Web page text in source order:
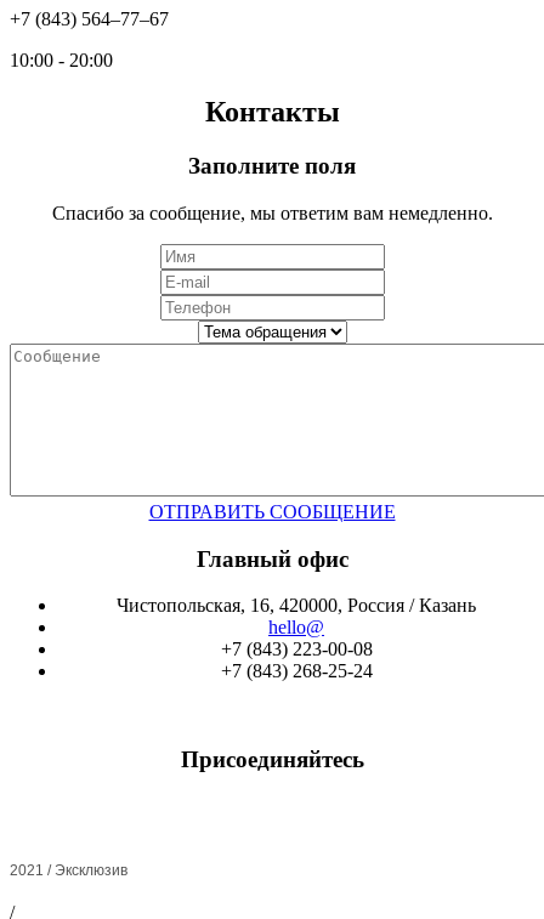
+7 (843) 564‒77‒67
10:00 - 20:00
Контакты
Заполните поля
Спасибо за сообщение, мы ответим вам немедленно.
ОТПРАВИТЬ СООБЩЕНИЕ
Главный офис
Чистопольская, 16, 420000, Россия / Казань
hello@
+7 (843) 223-00-08
+7 (843) 268-25-24
Присоединяйтесь
2021 / Эксклюзив
/